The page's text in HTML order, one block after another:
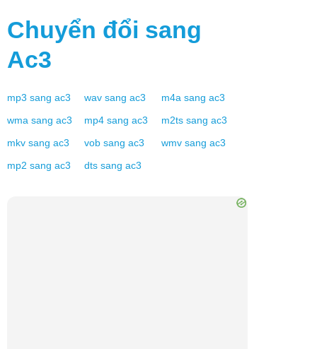
Chuyển đổi sang
Ac3
mp3 sang ac3 wav sang ac3 m4a sang ac3
wma sang ac3 mp4 sang ac3 m2ts sang ac3
mkv sang ac3 vob sang ac3 wmv sang ac3
mp2 sang ac3 dts sang ac3